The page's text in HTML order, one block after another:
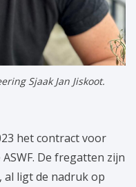
Sjaak Jan Jiskoot.
het contract voor
De fregatten zijn
ligt de nadruk op